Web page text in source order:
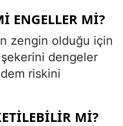
ENGELLER MI?
zengin olduğu için
dengeler
riskini
MI?